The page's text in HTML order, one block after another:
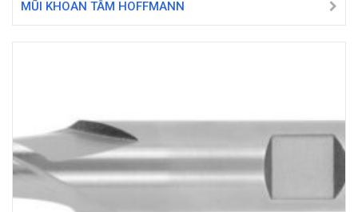
MŨI KHOAN TÂM HOFFMANN